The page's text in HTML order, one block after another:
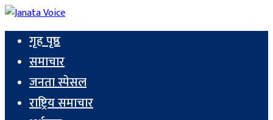
गृह पृष्ठ
समाचार
जनता स्पेसल
राष्ट्रिय समाचार